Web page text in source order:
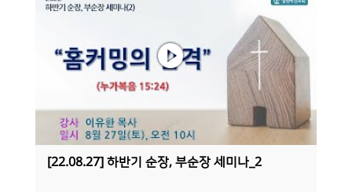
[22.08.27] 하반기 순장, 부순장 세미나_2